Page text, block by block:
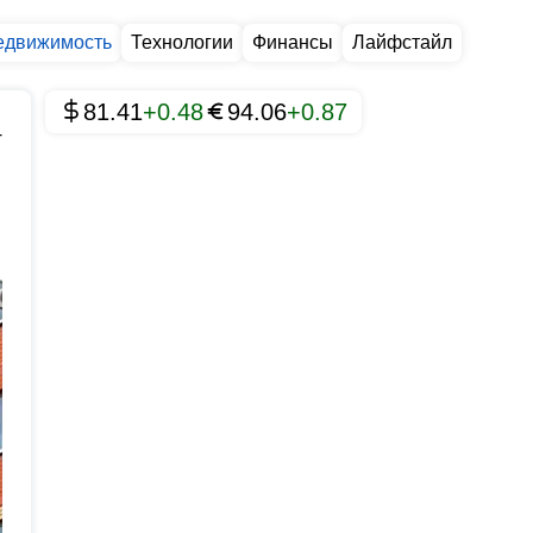
Технологии Финансы Лайфстайл
81.41+0.48 94.06+0.87